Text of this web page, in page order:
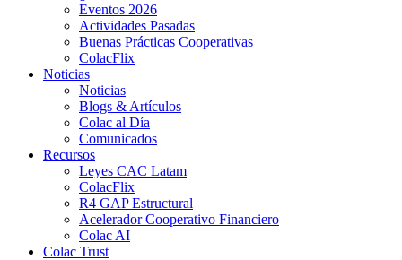
Eventos 2026
Actividades Pasadas
Buenas Prácticas Cooperativas
ColacFlix
Noticias
Noticias
Blogs & Artículos
Colac al Día
Comunicados
Recursos
Leyes CAC Latam
ColacFlix
R4 GAP Estructural
Acelerador Cooperativo Financiero
Colac AI
Colac Trust